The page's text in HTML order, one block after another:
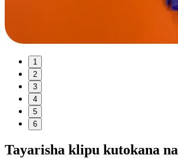
1
2
3
4
5
6
Tayarisha klipu kutokana na